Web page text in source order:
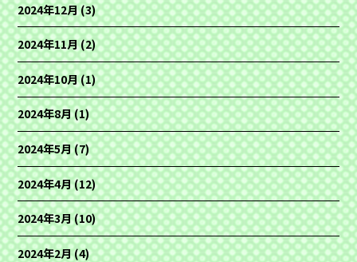
2024年12月(3)
2024年11月(2)
2024年10月(1)
2024年8月(1)
2024年5月(7)
2024年4月(12)
2024年3月(10)
2024年2月(4)